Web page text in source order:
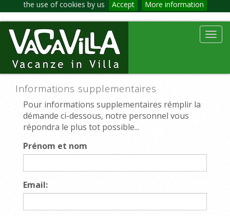
the use of cookies by us Accept More information
Informations supplementaires
Pour informations supplementaires rémplir la
démande ci-dessous, notre personnel vous
répondra le plus tot possible...
Prénom et nom
Email: